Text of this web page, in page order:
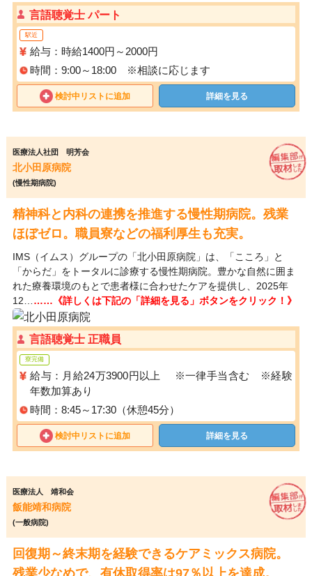
言語聴覚士 パート
駅近
給与：時給1400円～2000円
時間：9:00～18:00 ※相談に応じます
検討中リストに追加 詳細を見る
医療法人社団 明芳会
北小田原病院
(慢性期病院)
精神科と内科の連携を推進する慢性期病院。残業
ほぼゼロ。職員寮などの福利厚生も充実。
IMS（イムス）グループの「北小田原病院」は、「こころ」と
「からだ」をトータルに診療する慢性期病院。豊かな自然に囲ま
れた療養環境のもとで患者様に合わせたケアを提供し、2025年
12… ……《詳しくは下記の「詳細を見る」ボタンをクリック！》
言語聴覚士 正職員
寮完備
給与：月給24万3900円以上 ※一律手当含む ※経験
年数加算あり
時間：8:45～17:30（休憩45分）
検討中リストに追加 詳細を見る
医療法人 靖和会
飯能靖和病院
(一般病院)
回復期～終末期を経験できるケアミックス病院。
残業少なめで、有休取得率は97％以上を達成。